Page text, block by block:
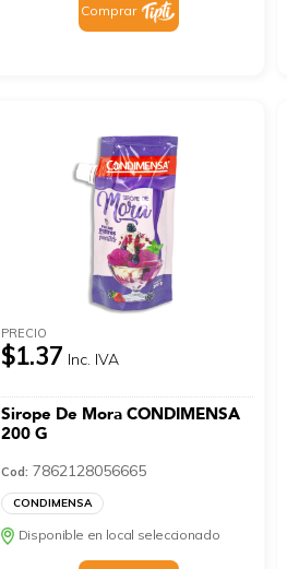
Comprar
PRECIO
$1.37 Inc. IVA
Sirope De Mora CONDIMENSA
200 G
Cod: 7862128056665
CONDIMENSA
Disponible en local seleccionado